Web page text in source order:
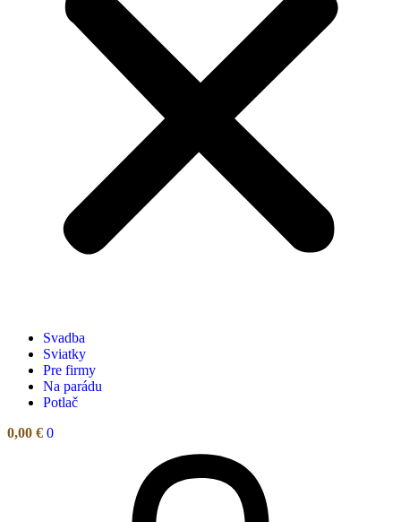
Svadba
Sviatky
Pre firmy
Na parádu
Potlač
0,00 € 0